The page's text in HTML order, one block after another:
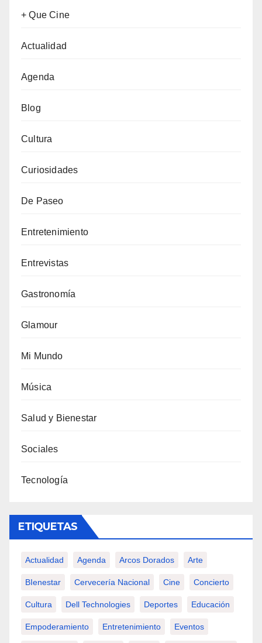
+ Que Cine
Actualidad
Agenda
Blog
Cultura
Curiosidades
De Paseo
Entretenimiento
Entrevistas
Gastronomía
Glamour
Mi Mundo
Música
Salud y Bienestar
Sociales
Tecnología
ETIQUETAS
Actualidad Agenda Arcos Dorados Arte
BIenestar Cervecería Nacional Cine Concierto
Cultura Dell Technologies Deportes Educación
Empoderamiento Entretenimiento Eventos